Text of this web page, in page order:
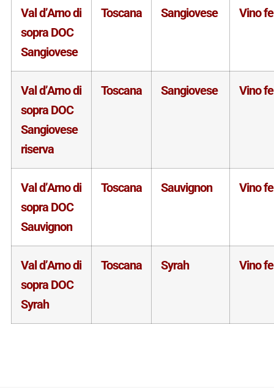
Val d’Arno di
sopra DOC
Sangiovese
Toscana Sangiovese Vino
Val d’Arno di
sopra DOC
Sangiovese
riserva
Toscana Sangiovese Vino
Val d’Arno di
sopra DOC
Sauvignon
Toscana Sauvignon Vino
Val d’Arno di
sopra DOC
Syrah
Toscana Syrah Vino